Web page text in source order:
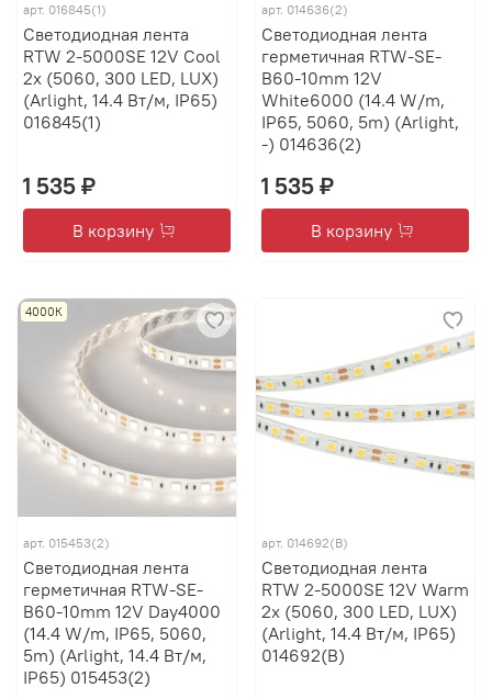
арт. 016845(1)
Светодиодная лента
RTW 2-5000SE 12V Cool
2x (5060, 300 LED, LUX)
(Arlight, 14.4 Вт/м, IP65)
016845(1)
1 535 ₽
В корзину
арт. 014636(2)
Светодиодная лента
герметичная RTW-SE-
B60-10mm 12V
White6000 (14.4 W/m,
IP65, 5060, 5m) (Arlight,
-) 014636(2)
1 535 ₽
В корзину
4000К
арт. 015453(2)
Светодиодная лента
герметичная RTW-SE-
B60-10mm 12V Day4000
(14.4 W/m, IP65, 5060,
5m) (Arlight, 14.4 Вт/м,
IP65) 015453(2)
арт. 014692(B)
Светодиодная лента
RTW 2-5000SE 12V Warm
2x (5060, 300 LED, LUX)
(Arlight, 14.4 Вт/м, IP65)
014692(B)